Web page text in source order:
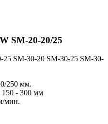
SM-20-20/25
25 SM-30-20 SM-30-25 SM-30-
250 мм.
- 300 мм
мин.